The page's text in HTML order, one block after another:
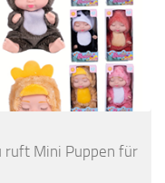
ruft Mini Puppen für